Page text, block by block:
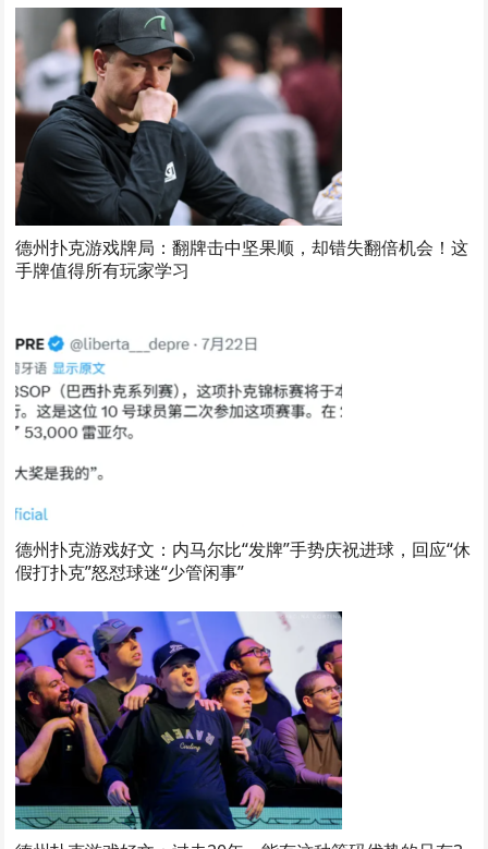
德州扑克游戏牌局：翻牌击中坚果顺，却错失翻倍机会！这
手牌值得所有玩家学习
德州扑克游戏好文：内马尔比“发牌”手势庆祝进球，回应“休
假打扑克”怒怼球迷“少管闲事”